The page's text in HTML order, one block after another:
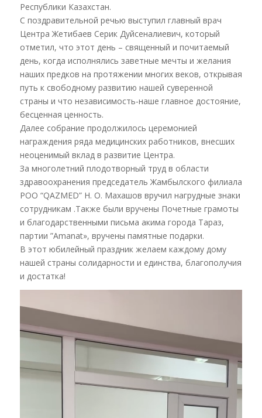
Республики Казахстан.
С поздравительной речью выступил главный врач
Центра Жетибаев Серик Дуйсеналиевич, который
отметил, что этот день – священный и почитаемый
день, когда исполнялись заветные мечты и желания
наших предков на протяжении многих веков, открывая
путь к свободному развитию нашей суверенной
страны и что независимость-наше главное достояние,
бесценная ценность.
Далее собрание продолжилось церемонией
награждения ряда медицинских работников, внесших
неоценимый вклад в развитие Центра.
За многолетний плодотворный труд в области
здравоохранения председатель Жамбылского филиала
РОО “QAZMED” Н. О. Махашов вручил нагрудные знаки
сотрудникам .Также были вручены Почетные грамоты
и благодарственными письма акима города Тараз,
партии ”Аmanat», вручены памятные подарки.
В этот юбилейный праздник желаем каждому дому
нашей страны солидарности и единства, благополучия
и достатка!